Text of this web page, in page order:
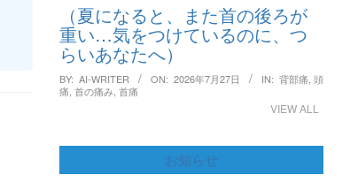
（夏になると、また首の後ろが
重い…気をつけているのに、つ
らいあなたへ）
BY: AI-WRITER ON: 2026年7月27日 IN: 背部痛 頭
痛 首の痛み, 首痛
VIEW ALL
お知らせ